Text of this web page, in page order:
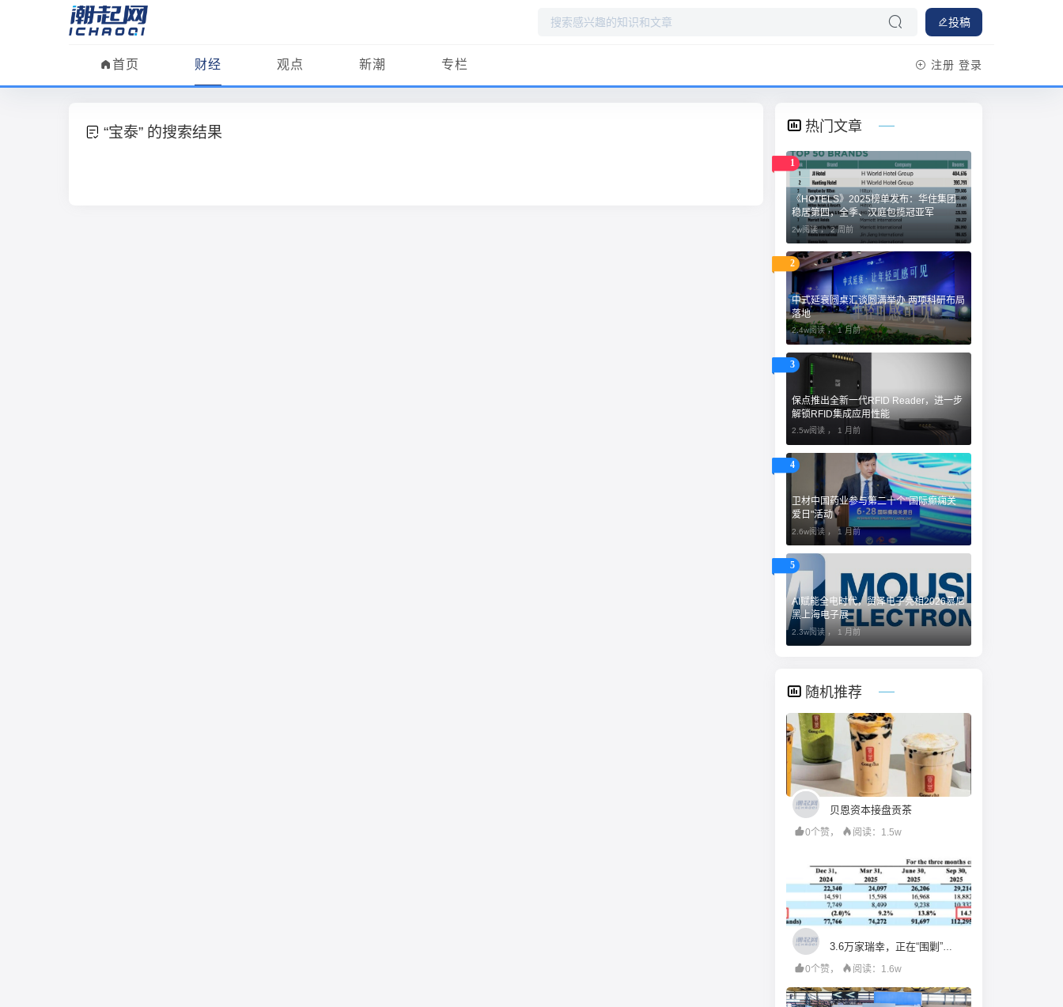
投稿
首页 财经 观点 新潮 专栏 注册 登录
“宝泰” 的搜索结果 热门文章
1
《HOTELS》2025榜单发布：华住集团
稳居第四，全季、汉庭包揽冠亚军
2w阅读 ，2 周前
2
中式延衰圆桌汇谈圆满举办 两项科研布局
落地
2.4w阅读 ，1 月前
3
保点推出全新一代RFID Reader，进一步
解锁RFID集成应用性能
2.5w阅读 ， 1 月前
4
卫材中国药业参与第二十个"国际癫痫关
爱日"活动
2.6w阅读 ， 1 月前
5
AI赋能全电时代，贸泽电子亮相2026慕尼
黑上海电子展
2.3w阅读 ， 1 月前
随机推荐
贝恩资本接盘贡茶
0个赞， 阅读：1.5w
3.6万家瑞幸，正在“围剿”瑞幸
0个赞，
阅读：1.6w